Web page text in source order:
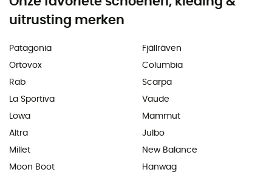
uitrusting merken
Patagonia
Ortovox
Rab
La Sportiva
Lowa
Altra
Millet
Moon Boot
Fjällräven
Columbia
Scarpa
Vaude
Mammut
Julbo
New Balance
Hanwag